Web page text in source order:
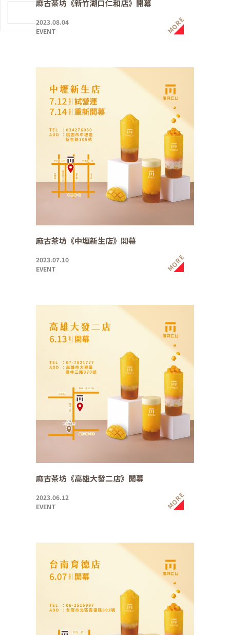
麻古茶坊《新竹湖口仁和店》開幕
2023.08.04
EVENT
MORE
麻古茶坊《中壢新生店》開幕
2023.07.10
EVENT
MORE
麻古茶坊《高雄大發二店》開幕
2023.06.12
EVENT
MORE